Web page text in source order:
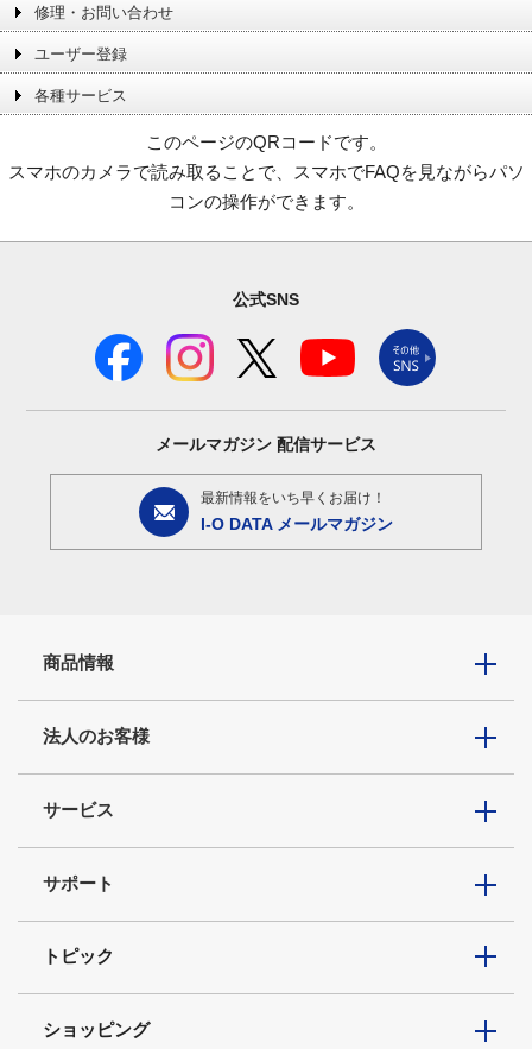
修理・お問い合わせ
ユーザー登録
各種サービス
このページのQRコードです。
スマホのカメラで読み取ることで、スマホでFAQを見ながらパソ
コンの操作ができます。
公式SNS
メールマガジン 配信サービス
最新情報をいち早くお届け！
I-O DATA メールマガジン
商品情報
法人のお客様
サービス
サポート
トピック
ショッピング